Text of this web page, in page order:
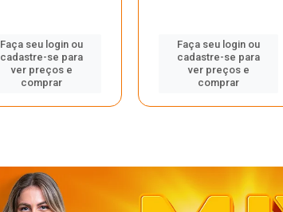
Faça seu login ou
cadastre-se para
ver preços e
comprar
Faça seu login ou
cadastre-se para
ver preços e
comprar